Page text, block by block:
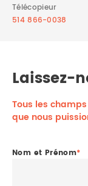
Télécopieur
514 866-0038
Laissez-
Tous les
que nous
Nom et Prénom*